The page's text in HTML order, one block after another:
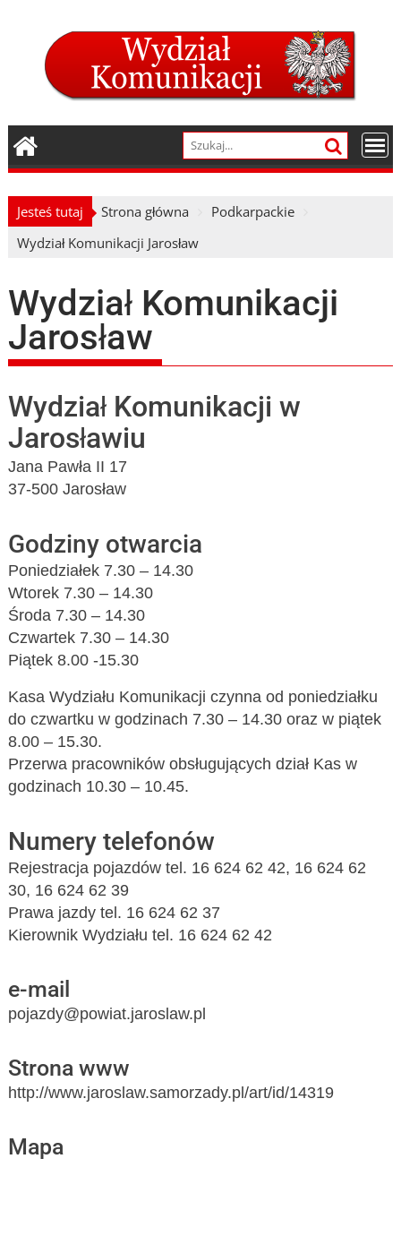
Jesteś tutaj Strona główna
Podkarpackie
Wydział Komunikacji Jarosław
Wydział Komunikacji
Jarosław
Wydział Komunikacji w
Jarosławiu
Jana Pawła II 17
37-500 Jarosław
Godziny otwarcia
Poniedziałek 7.30 – 14.30
Wtorek 7.30 – 14.30
Środa 7.30 – 14.30
Czwartek 7.30 – 14.30
Piątek 8.00 -15.30
Kasa Wydziału Komunikacji czynna od poniedziałku
do czwartku w godzinach 7.30 – 14.30 oraz w piątek
8.00 – 15.30.
Przerwa pracowników obsługujących dział Kas w
godzinach 10.30 – 10.45.
Numery telefonów
Rejestracja pojazdów tel. 16 624 62 42, 16 624 62
30, 16 624 62 39
Prawa jazdy tel. 16 624 62 37
Kierownik Wydziału tel. 16 624 62 42
e-mail
pojazdy@powiat.jaroslaw.pl
Strona www
http://www.jaroslaw.samorzady.pl/art/id/14319
Mapa